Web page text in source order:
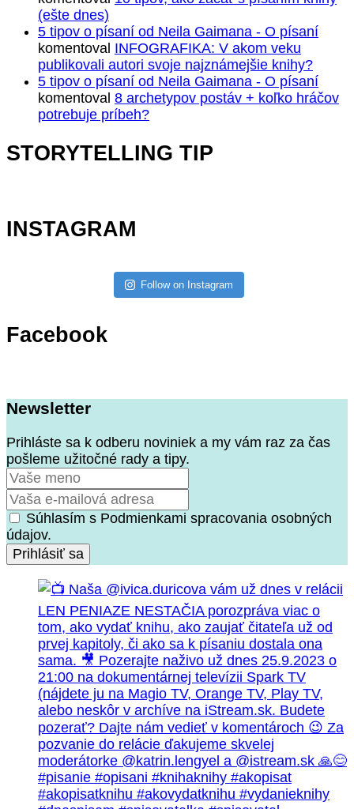
(ešte dnes)
5 tipov o písaní od Neila Gaimana - O písaní
komentoval INFOGRAFIKA: V akom veku
publikovali autori svoje najznámejšie knihy?
5 tipov o písaní od Neila Gaimana - O písaní
komentoval 8 archetypov postáv + koľko hráčov
potrebuje príbeh?
STORYTELLING TIP
INSTAGRAM
Follow on Instagram
Facebook
Newsletter
Prihláste sa k odberu noviniek a my vám raz za čas
pošleme užitočné rady a tipy.
Súhlasím s Podmienkami spracovania osobných
údajov.